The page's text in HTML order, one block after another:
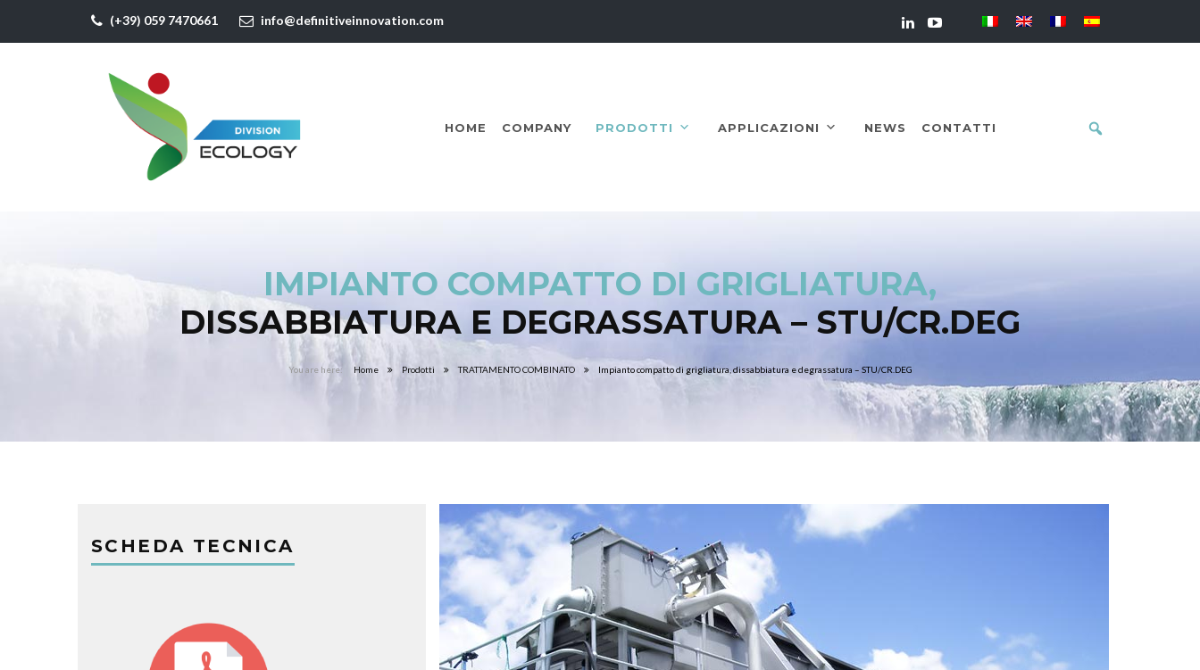
(+39) 059 7470661 info@definitiveinnovation.com
HOME COMPANY PRODOTTI APPLICAZIONI NEWS CONTATTI
IMPIANTO COMPATTO DI GRIGLIATURA,
DISSABBIATURA E DEGRASSATURA – STU/CR.DEG
Home Prodotti TRATTAMENTO COMBINATO Impianto compatto di grigliatura, dissabbiatura e degrassatura – STU/CR.DEG
SCHEDA TECNICA